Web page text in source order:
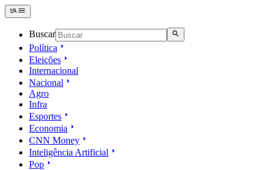
Buscar
Política
Eleições
Internacional
Nacional
Agro
Infra
Esportes
Economia
CNN Money
Inteligência Artificial
Pop